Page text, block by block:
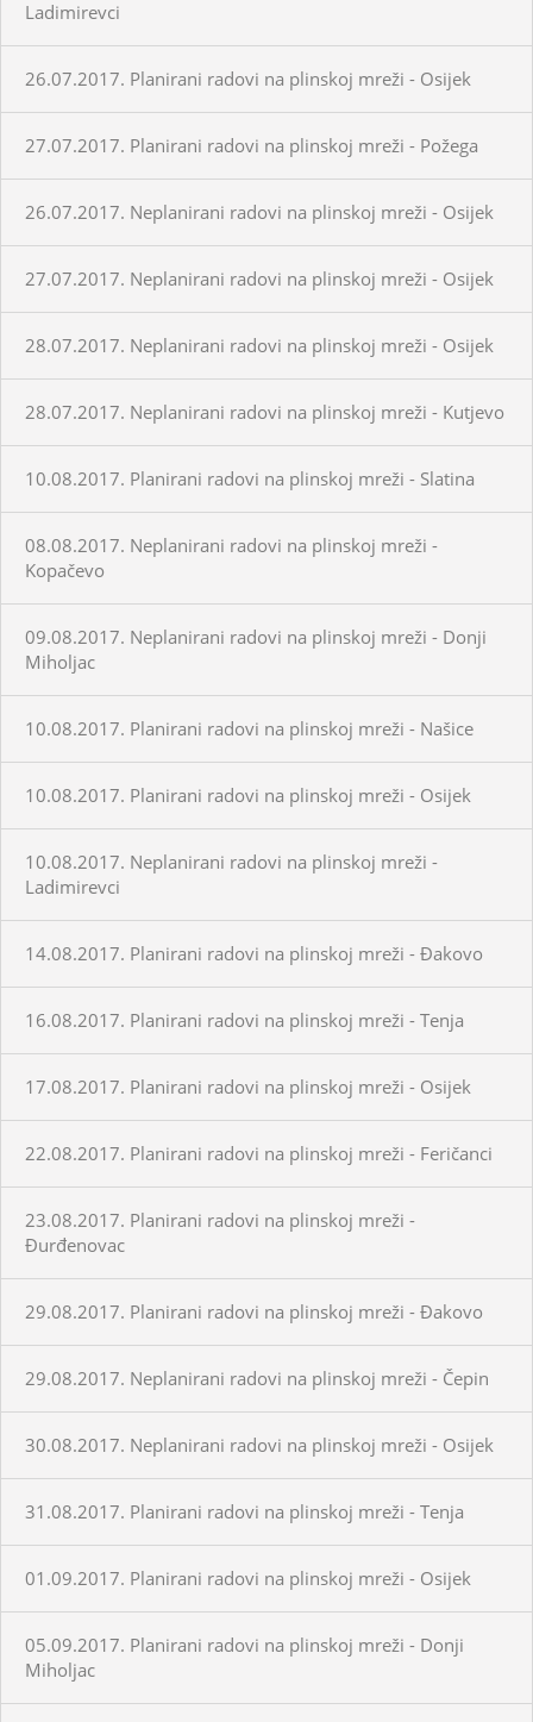
Ladimirevci
26.07.2017. Planirani radovi na plinskoj mreži - Osijek
27.07.2017. Planirani radovi na plinskoj mreži - Požega
26.07.2017. Neplanirani radovi na plinskoj mreži - Osijek
27.07.2017. Neplanirani radovi na plinskoj mreži - Osijek
28.07.2017. Neplanirani radovi na plinskoj mreži - Osijek
28.07.2017. Neplanirani radovi na plinskoj mreži - Kutjevo
10.08.2017. Planirani radovi na plinskoj mreži - Slatina
08.08.2017. Neplanirani radovi na plinskoj mreži -
Kopačevo
09.08.2017. Neplanirani radovi na plinskoj mreži - Donji
Miholjac
10.08.2017. Planirani radovi na plinskoj mreži - Našice
10.08.2017. Planirani radovi na plinskoj mreži - Osijek
10.08.2017. Neplanirani radovi na plinskoj mreži -
Ladimirevci
14.08.2017. Planirani radovi na plinskoj mreži - Đakovo
16.08.2017. Planirani radovi na plinskoj mreži - Tenja
17.08.2017. Planirani radovi na plinskoj mreži - Osijek
22.08.2017. Planirani radovi na plinskoj mreži - Feričanci
23.08.2017. Planirani radovi na plinskoj mreži -
Đurđenovac
29.08.2017. Planirani radovi na plinskoj mreži - Đakovo
29.08.2017. Neplanirani radovi na plinskoj mreži - Čepin
30.08.2017. Neplanirani radovi na plinskoj mreži - Osijek
31.08.2017. Planirani radovi na plinskoj mreži - Tenja
01.09.2017. Planirani radovi na plinskoj mreži - Osijek
05.09.2017. Planirani radovi na plinskoj mreži - Donji
Miholjac